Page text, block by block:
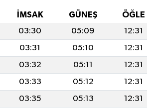
İMSAK GÜNEŞ ÖĞLE
03:30 05:09 12:31
03:31 05:10 12:31
03:32 05:11 12:31
03:33 05:12 12:31
03:35 05:13 12:31